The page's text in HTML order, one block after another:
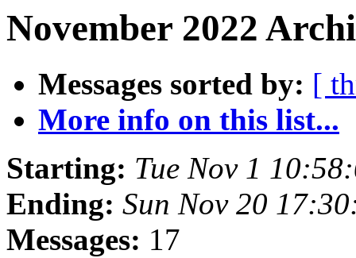
November 2022
Messages sorted by: [
More info on this list...
Starting: Tue Nov 1
Ending: Sun Nov 20
Messages: 17